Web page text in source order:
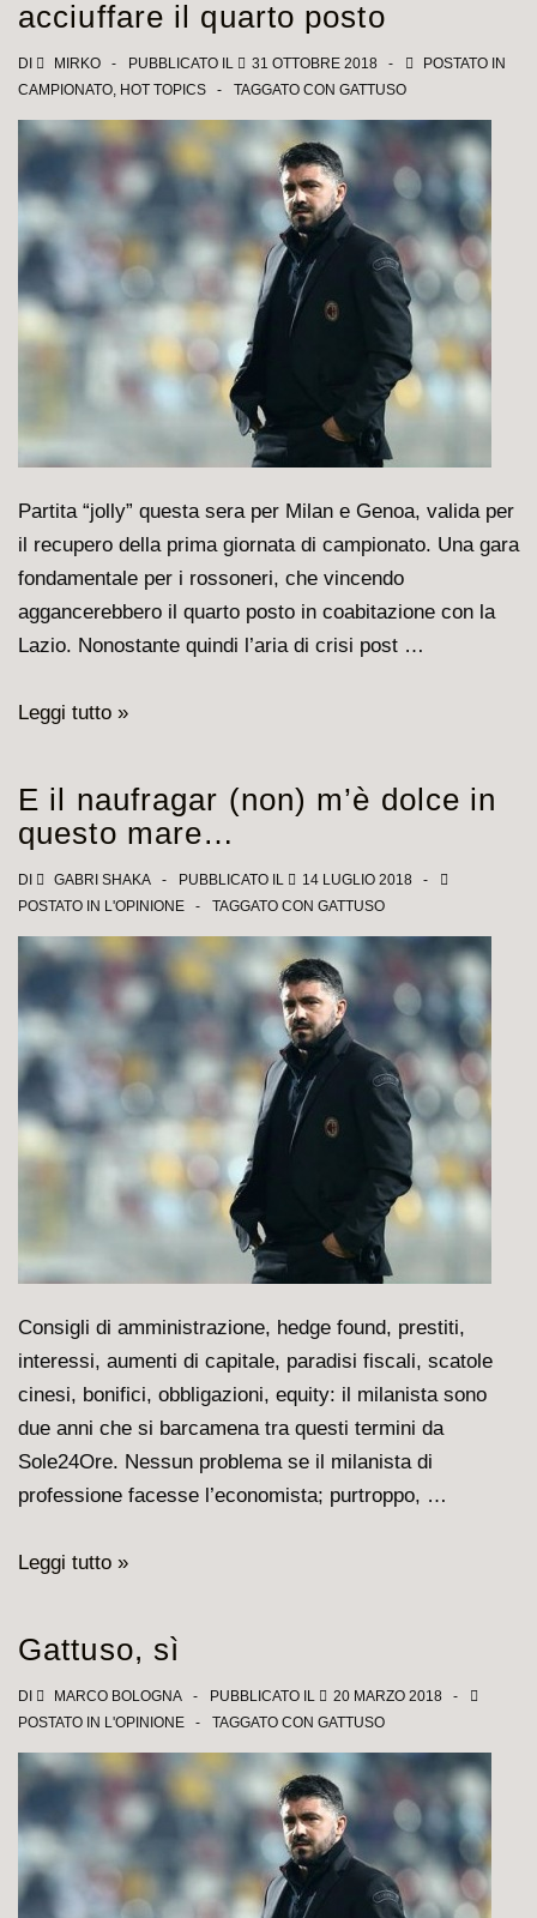
per
uno
che
torna
ce
ne
sono
tre
fuoriuso
acciuffare il quarto posto
DI MIRKO PUBBLICATO IL 31 OTTOBRE 2018
POSTATO IN
CAMPIONATO, HOT TOPICS TAGGATO CON GATTUSO
Partita “jolly” questa sera per Milan e Genoa, valida per
il recupero della prima giornata di campionato. Una gara
fondamentale per i rossoneri, che vincendo
aggancerebbero il quarto posto in coabitazione con la
Lazio. Nonostante quindi l’aria di crisi post …
Milan
partita
“jolly”
per
acciuffare
quarto
posto
Leggi tutto »
E il naufragar (non) m’è dolce in
questo mare…
DI GABRI SHAKA PUBBLICATO IL
14 LUGLIO 2018
POSTATO IN L'OPINIONE TAGGATO CON GATTUSO
Consigli di amministrazione, hedge found, prestiti,
interessi, aumenti di capitale, paradisi fiscali, scatole
cinesi, bonifici, obbligazioni, equity: il milanista sono
due anni che si barcamena tra questi termini da
Sole24Ore. Nessun problema se il milanista di
professione facesse l’economista; purtroppo, …
E
(non)
m’è
dolce
in
questo
mare…
Leggi tutto »
Gattuso, sì
DI MARCO BOLOGNA PUBBLICATO IL
20 MARZO 2018
POSTATO IN L'OPINIONE TAGGATO CON GATTUSO